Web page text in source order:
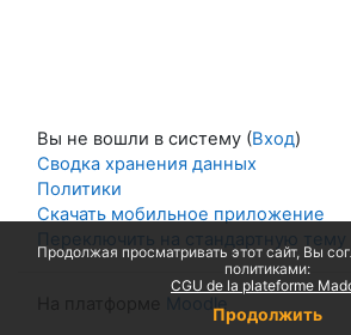
Продолжая просматривать этот сайт, Вы
политиками:
CGU de la plateforme
Продолжить
Вы не вошли в систему (Вход)
Сводка хранения данных
Политики
Скачать мобильное приложение
Переключить на стандартную тему
Moodle